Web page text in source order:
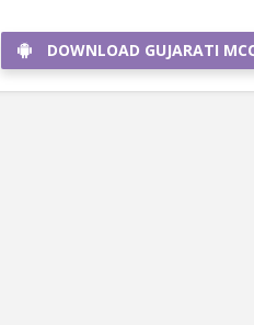
DOWNLOAD GUJARATI